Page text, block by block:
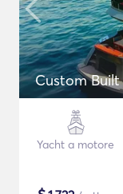
Yacht a motore